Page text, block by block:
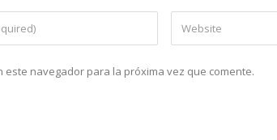
navegador para la próxima vez que comente.